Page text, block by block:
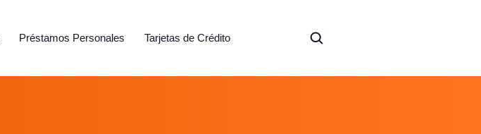
Préstamos Personales Tarjetas de Crédito